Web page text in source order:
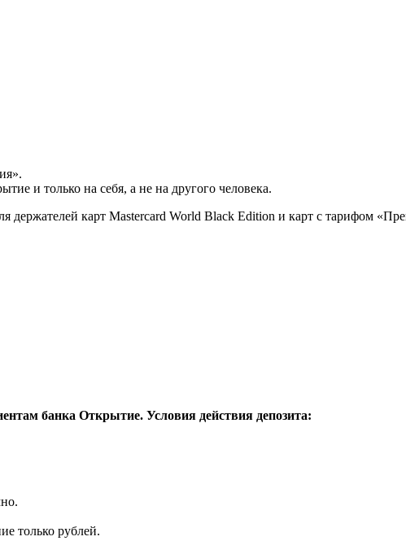
и только на себя, а не на другого человека.
держателей карт Mastercard World Black Edition и карт с тарифом
банка Открытие. Условия действия депозита:
только рублей.